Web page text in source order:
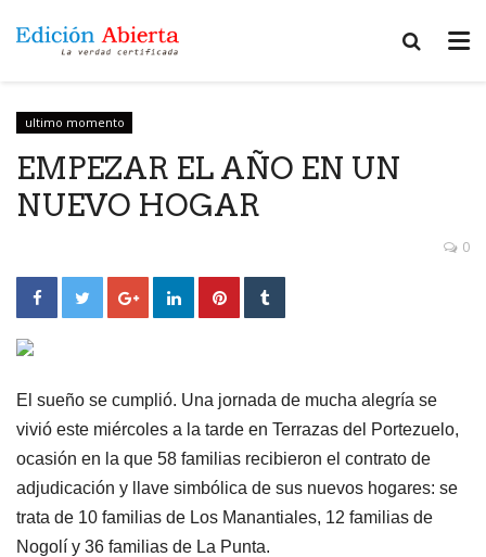
ultimo momento
EMPEZAR EL AÑO EN UN
NUEVO HOGAR
0
El sueño se cumplió. Una jornada de mucha alegría se
vivió este miércoles a la tarde en Terrazas del Portezuelo,
ocasión en la que 58 familias recibieron el contrato de
adjudicación y llave simbólica de sus nuevos hogares: se
trata de 10 familias de Los Manantiales, 12 familias de
Nogolí y 36 familias de La Punta.